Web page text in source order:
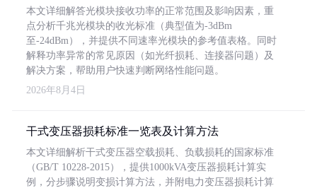
本文详细解答光模块接收功率的正常范围及影响因素，重
点分析千兆光模块的收光标准（典型值为-3dBm
至-24dBm），并提供不同速率光模块的参考值表格。同时
解释功率异常的常见原因（如光纤损耗、连接器问题）及
解决方案，帮助用户快速判断网络性能问题。
2026年8月4日
干式变压器损耗标准一览表及计算方法
本文详细解析干式变压器空载损耗、负载损耗的国家标准
（GB/T 10228-2015），提供1000kVA变压器损耗计算实
例，分步骤说明变损计算方法，并附电力变压器损耗计算